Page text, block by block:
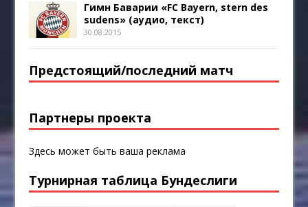
Гимн Баварии «FC Bayern, stern des
sudens» (аудио, текст)
30.08.2015
Предстоящий/последний матч
Партнеры проекта
Здесь может быть ваша реклама
Турнирная таблица Бундеслиги